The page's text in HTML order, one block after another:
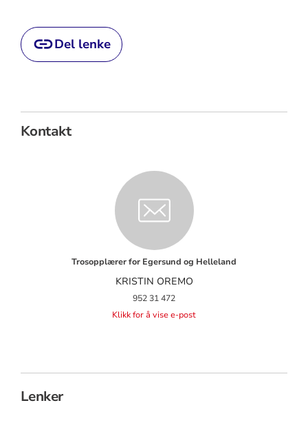
Del lenke
Kontakt
Trosopplærer for Egersund og Helleland
KRISTIN OREMO
952 31 472
Klikk for å vise e-post
Lenker